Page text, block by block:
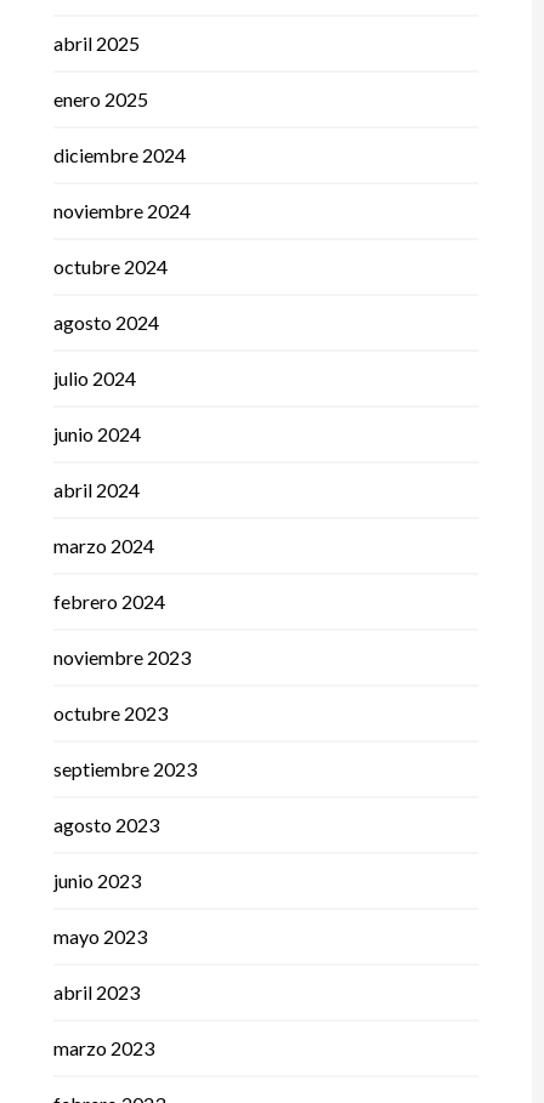
abril 2025
enero 2025
diciembre 2024
noviembre 2024
octubre 2024
agosto 2024
julio 2024
junio 2024
abril 2024
marzo 2024
febrero 2024
noviembre 2023
octubre 2023
septiembre 2023
agosto 2023
junio 2023
mayo 2023
abril 2023
marzo 2023